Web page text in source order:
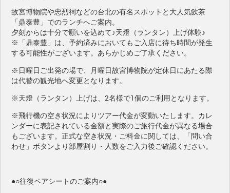
故宮博物院や忠烈祠などの台北の有名スポットと大人気飲茶
「鼎泰豊」でのランチへご案内。
夕刻からは十分で願いを込めて♪天燈（ランタン）上げ体験♪
※「鼎泰豊」は、予約済みにおいてもご入店に待ち時間が発生
する可能性がございます。あらかじめご了承ください。
※日曜日ご出発の場で、月曜日故宮博物院が定休日にあたる際
は代替の観光地へ変更となります。
※天燈（ランタン）上げは、2名様で1個のご利用となります。
※飛行機の空き状況によりツアー代金が変動いたします。カレ
ンダーに表記されている金額と実際のご旅行代金が異なる場合
もございます。正式な空き状況・ご料金に関しては、「問い合
わせ」ボタンより部屋割り・人数をご入力後ご確認ください。
●○往復ペアシートのご案内○●